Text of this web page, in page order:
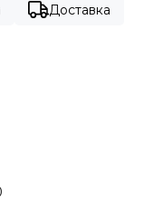
Доставка